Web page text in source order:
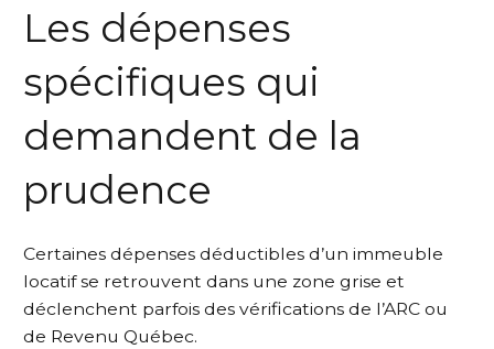
Les dépenses
spécifiques qui
demandent de la
prudence
Certaines dépenses déductibles d’un immeuble
locatif se retrouvent dans une zone grise et
déclenchent parfois des vérifications de l’ARC ou
de Revenu Québec.